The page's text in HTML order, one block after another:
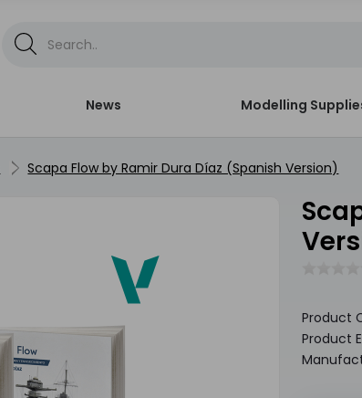
News Modelling
Scapa Flow by Ramir Dura Díaz (Spanish Version)
Scapa Flow by Ramir Dura Díaz (Spanish
Product
Product